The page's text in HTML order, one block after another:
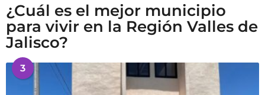
¿Cuál es el mejor municipio
para vivir en la Región Valles de
Jalisco?
3